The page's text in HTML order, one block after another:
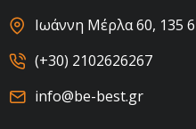
Ιωάννη Μέρλα 60, 135
(+30) 2102626267
info@be-best.gr